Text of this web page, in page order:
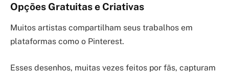
Opções Gratuitas e Criativas
Muitos artistas compartilham seus trabalhos em
plataformas como o Pinterest.
Esses desenhos, muitas vezes feitos por fãs, capturam